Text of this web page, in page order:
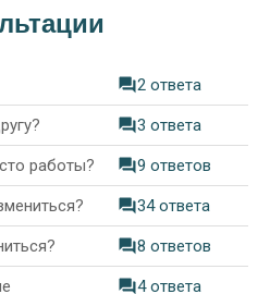
2 ответа
3 ответа
работы? 9 ответов
34 ответа
8 ответов
4 ответа